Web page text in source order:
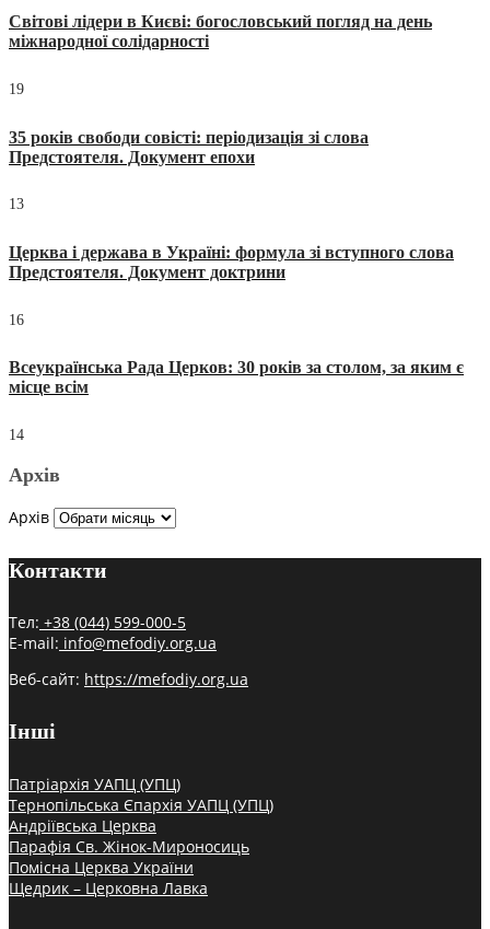
Світові лідери в Києві: богословський погляд на день
міжнародної солідарності
19
35 років свободи совісті: періодизація зі слова
Предстоятеля. Документ епохи
13
Церква і держава в Україні: формула зі вступного слова
Предстоятеля. Документ доктрини
16
Всеукраїнська Рада Церков: 30 років за столом, за яким є
місце всім
14
Архів
Архів
Контакти
Тел: +38 (044) 599-000-5
E-mail: info@mefodiy.org.ua
Веб-сайт: https://mefodiy.org.ua
Інші
Патріархія УАПЦ (УПЦ)
Тернопільська Єпархія УАПЦ (УПЦ)
Андріївська Церква
Парафія Св. Жінок-Мироносиць
Помісна Церква України
Щедрик – Церковна Лавка